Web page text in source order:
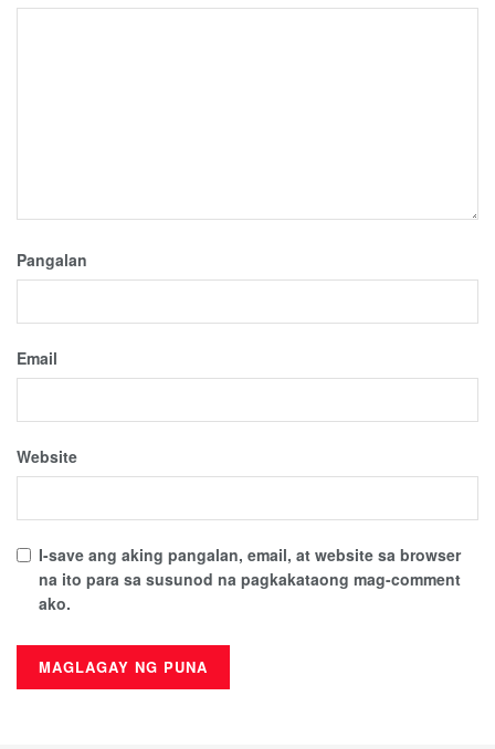
Pangalan
Email
Website
I-save ang aking pangalan, email, at website sa browser
na ito para sa susunod na pagkakataong mag-comment
ako.